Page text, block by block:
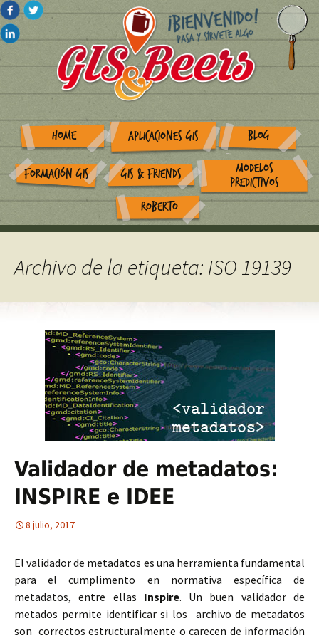
HOME APLICACIONES GIS BLOG
FORMACIÓN GIS GIS & FRIENDS
MODELOS
PREDICTIVOS
ROBERTO
Archivo de la etiqueta: ISO 19139
Validador de metadatos:
INSPIRE e IDEE
8 julio, 2017
El validador de metadatos es una herramienta fundamental
para el cumplimento en normativa específica de
metadatos, entre ellas Inspire. Un buen validador de
metados permite identificar si los archivo de metadatos
son correctos estructuralmente o carecen de información